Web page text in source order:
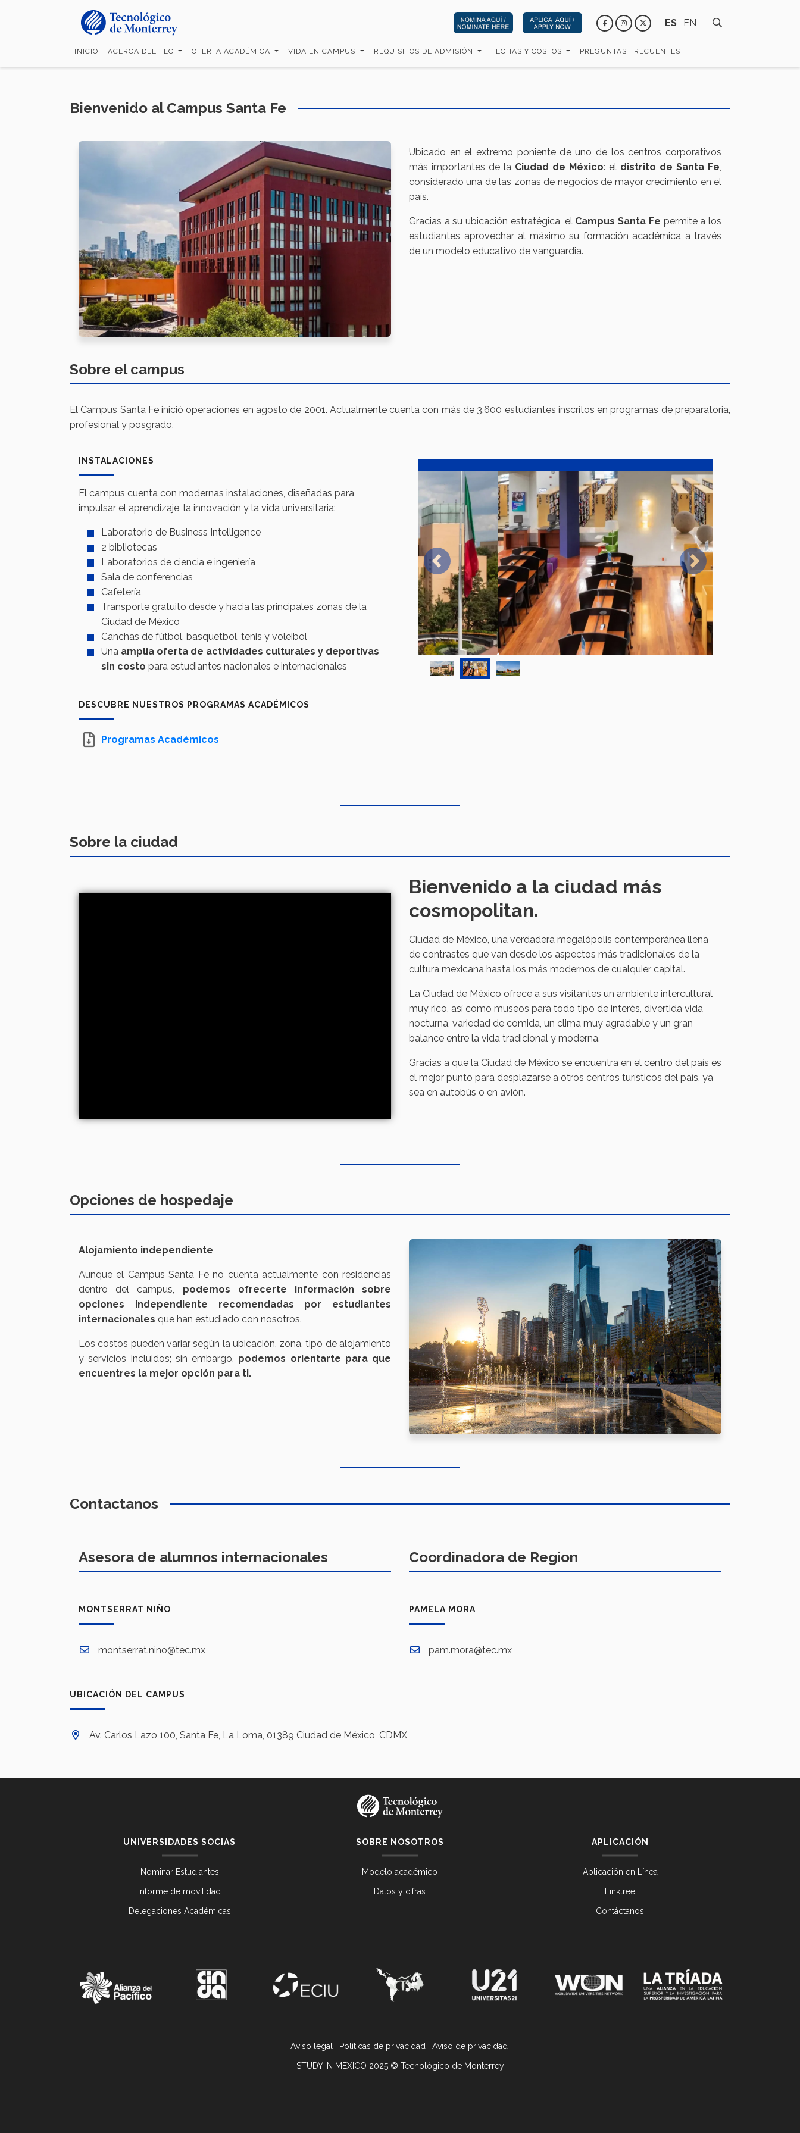
ES EN
INICIO ACERCA DEL TEC OFERTA ACADÉMICA VIDA EN CAMPUS REQUISITOS DE ADMISIÓN FECHAS Y COSTOS PREGUNTAS FRECUENTES
Bienvenido al Campus Santa Fe
Ubicado en el extremo poniente de uno de los centros corporativos
más importantes de la Ciudad de México: el distrito de Santa Fe,
considerado una de las zonas de negocios de mayor crecimiento en el
país.
Gracias a su ubicación estratégica, el Campus Santa Fe permite a los
estudiantes aprovechar al máximo su formación académica a través
de un modelo educativo de vanguardia.
Sobre el campus
El Campus Santa Fe inició operaciones en agosto de 2001. Actualmente cuenta con más de 3,600 estudiantes inscritos en programas de preparatoria,
profesional y posgrado.
INSTALACIONES
El campus cuenta con modernas instalaciones, diseñadas para
impulsar el aprendizaje, la innovación y la vida universitaria:
Laboratorio de Business Intelligence
2 bibliotecas
Laboratorios de ciencia e ingeniería
Sala de conferencias
Cafetería
Transporte gratuito desde y hacia las principales zonas de la
Ciudad de México
Canchas de fútbol, basquetbol, tenis y voleibol
Una amplia oferta de actividades culturales y deportivas
sin costo para estudiantes nacionales e internacionales
DESCUBRE NUESTROS PROGRAMAS ACADÉMICOS
Programas Académicos
Sobre la ciudad
Bienvenido a la ciudad más
cosmopolitan.
Ciudad de México, una verdadera megalópolis contemporánea llena
de contrastes que van desde los aspectos más tradicionales de la
cultura mexicana hasta los más modernos de cualquier capital.
La Ciudad de México ofrece a sus visitantes un ambiente intercultural
muy rico, así como museos para todo tipo de interés, divertida vida
nocturna, variedad de comida, un clima muy agradable y un gran
balance entre la vida tradicional y moderna.
Gracias a que la Ciudad de México se encuentra en el centro del país es
el mejor punto para desplazarse a otros centros turísticos del país, ya
sea en autobús o en avión.
Opciones de hospedaje
Alojamiento independiente
Aunque el Campus Santa Fe no cuenta actualmente con residencias
dentro del campus, podemos ofrecerte información sobre
opciones independiente recomendadas por estudiantes
internacionales que han estudiado con nosotros.
Los costos pueden variar según la ubicación, zona, tipo de alojamiento
y servicios incluidos; sin embargo, podemos orientarte para que
encuentres la mejor opción para ti.
Contactanos
Asesora de alumnos internacionales
MONTSERRAT NIÑO
montserrat.nino@tec.mx
Coordinadora de Region
PAMELA MORA
pam.mora@tec.mx
UBICACIÓN DEL CAMPUS
Av. Carlos Lazo 100, Santa Fe, La Loma, 01389 Ciudad de México, CDMX
UNIVERSIDADES SOCIAS
Nominar Estudiantes
Informe de movilidad
Delegaciones Académicas
SOBRE NOSOTROS
Modelo académico
Datos y cifras
APLICACIÓN
Aplicación en Línea
Linktree
Contáctanos
Aviso legal Políticas de privacidad Aviso de privacidad
STUDY IN MEXICO 2025 © Tecnológico de Monterrey